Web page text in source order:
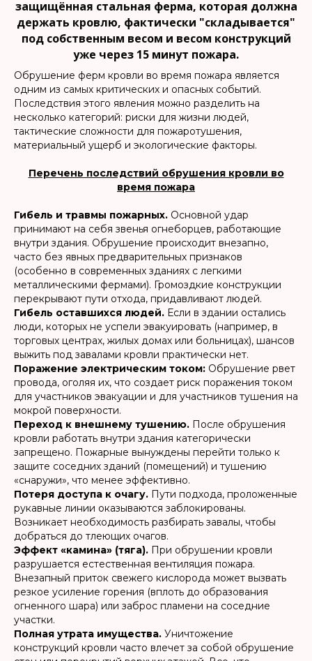
защищённая стальная ферма, которая должна
держать кровлю, фактически "складывается"
под собственным весом и весом конструкций
уже через 15 минут пожара.
Обрушение ферм кровли во время пожара является
одним из самых критических и опасных событий.
Последствия этого явления можно разделить на
несколько категорий: риски для жизни людей,
тактические сложности для пожаротушения,
материальный ущерб и экологические факторы.
Перечень последствий обрушения кровли во
время пожара
Гибель и травмы пожарных. Основной удар
принимают на себя звенья огнеборцев, работающие
внутри здания. Обрушение происходит внезапно,
часто без явных предварительных признаков
(особенно в современных зданиях с легкими
металлическими фермами). Громоздкие конструкции
перекрывают пути отхода, придавливают людей.
Гибель оставшихся людей. Если в здании остались
люди, которых не успели эвакуировать (например, в
торговых центрах, жилых домах или больницах), шансов
выжить под завалами кровли практически нет.
Поражение электрическим током: Обрушение рвет
провода, оголяя их, что создает риск поражения током
для участников эвакуации и для участников тушения на
мокрой поверхности.
Переход к внешнему тушению. После обрушения
кровли работать внутри здания категорически
запрещено. Пожарные вынуждены перейти только к
защите соседних зданий (помещений) и тушению
«снаружи», что менее эффективно.
Потеря доступа к очагу. Пути подхода, проложенные
рукавные линии оказываются заблокированы.
Возникает необходимость разбирать завалы, чтобы
добраться до тлеющих очагов.
Эффект «камина» (тяга). При обрушении кровли
разрушается естественная вентиляция пожара.
Внезапный приток свежего кислорода может вызвать
резкое усиление горения (вплоть до образования
огненного шара) или заброс пламени на соседние
участки.
Полная утрата имущества. Уничтожение
конструкций кровли часто влечет за собой обрушение